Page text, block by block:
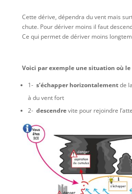
Cette dérive, dépendra du vent mais
chute. Pour dériver moins il faut
Ce qui permet de dériver moins
Voici par exemple une situation où
1- s’échapper horizontalementde
à du vent fort
2- descendrevite pour rejoindre